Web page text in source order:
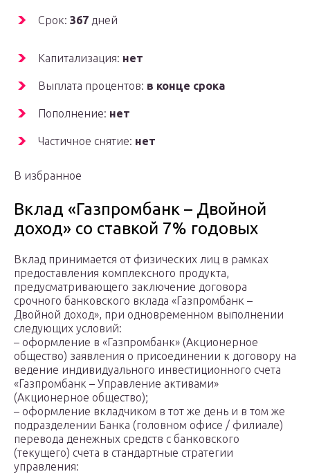
Срок: 367 дней
Капитализация: нет
Выплата процентов: в конце срока
Пополнение: нет
Частичное снятие: нет
В избранное
Вклад «Газпромбанк – Двойной
доход» со ставкой 7% годовых
Вклад принимается от физических лиц в рамках
предоставления комплексного продукта,
предусматривающего заключение договора
срочного банковского вклада «Газпромбанк –
Двойной доход», при одновременном выполнении
следующих условий:
– оформление в «Газпромбанк» (Акционерное
общество) заявления о присоединении к договору на
ведение индивидуального инвестиционного счета
«Газпромбанк – Управление активами»
(Акционерное общество);
– оформление вкладчиком в тот же день и в том же
подразделении Банка (головном офисе / филиале)
перевода денежных средств с банковского
(текущего) счета в стандартные стратегии
управления: